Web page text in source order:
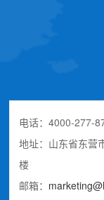
电话：4000-277-
地址：山东省东营
楼
邮箱：